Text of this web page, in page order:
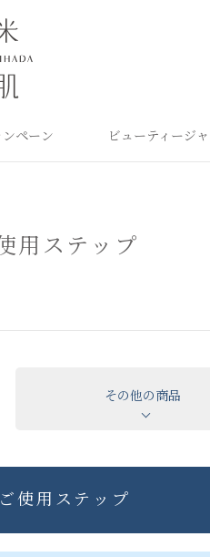
セレクト
美白ケア
ンペーン ビューティージ
用ステップ
その他の商品
使用ステップ